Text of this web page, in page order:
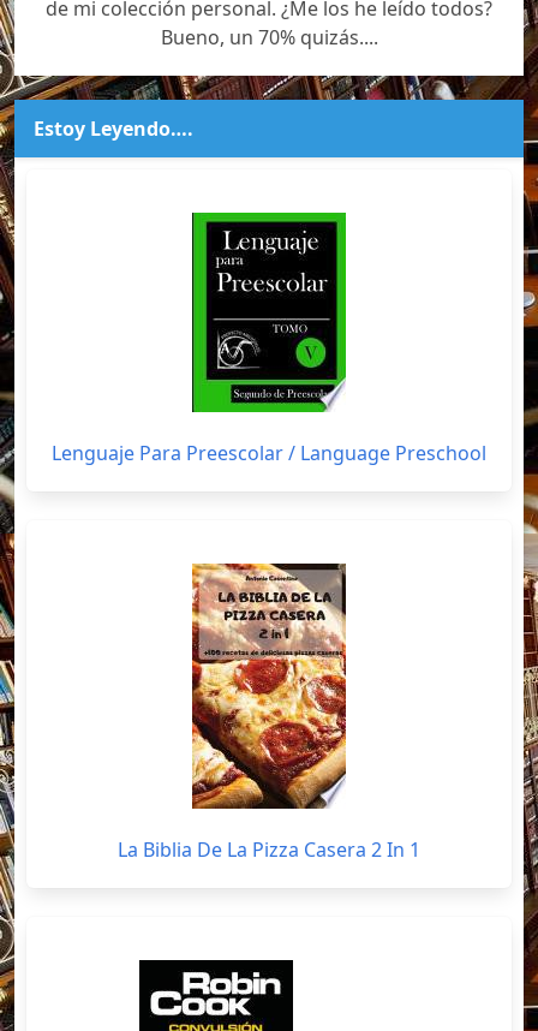
de mi colección personal. ¿Me los he leído todos?
Bueno, un 70% quizás....
Estoy Leyendo….
Lenguaje Para Preescolar / Language Preschool
La Biblia De La Pizza Casera 2 In 1